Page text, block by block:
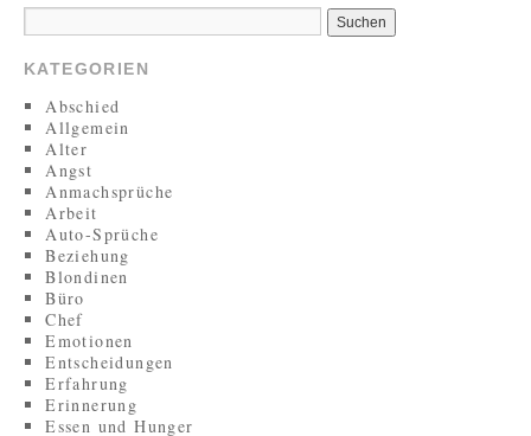
KATEGORIEN
Abschied
Allgemein
Alter
Angst
Anmachsprüche
Arbeit
Auto-Sprüche
Beziehung
Blondinen
Büro
Chef
Emotionen
Entscheidungen
Erfahrung
Erinnerung
Essen und Hunger